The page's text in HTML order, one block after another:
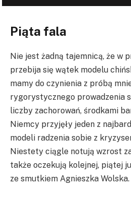
Piąta fala
Nie jest żadną tajemnicą, że w
przebija się wątek modelu
mamy do czynienia z próbą
rygorystycznego prowadzenia
liczby zachorowań, środkami
Niemcy przyjęły jeden z
modeli radzenia sobie z
Niestety ciągle notują wzrost
także oczekują kolejnej, piątej
ze smutkiem Agnieszka Wolska.